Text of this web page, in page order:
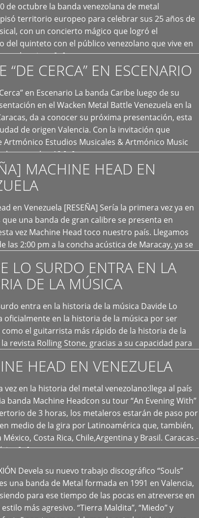
de octubre la banda venezolana de metal
territorio europeo para celebrar sus 25 años de
con un concierto mágico que logró el
del quinteto con el público venezolano que vive en
que los sigue […]
“DE CERCA” EN ESCENARIO
en Escenario La banda Caribe luego de su
en el Wacken Metal Battle Venezuela en la
da a conocer su próxima presentación, esta
de origen Valencia. Con la invitación que
Artmónico Estudios Musicales & Artmónico Music
cumplen 12 […]
MACHINE HEAD EN
en Venezuela [RESEÑA] Sería la primera vez ya en
una banda de gran calibre se presenta en
vez Machine Head toco nuestro país. Llegamos
las 2:00 pm a la concha acústica de Maracay, ya se
LO SURDO ENTRA EN LA
DE LA MÚSICA
entra en la historia de la música Davide Lo
oficialmente en la historia de la música por ser
el guitarrista más rápido de la historia de la
revista Rolling Stone, gracias a su capacidad para
HEAD EN VENEZUELA
vez en la historia del metal venezolano:llega al país
banda Machine Headcon su tour “An Evening With”
de 3 horas, los metaleros estarán de paso por
medio de la gira por Latinoamérica que, también,
México, Costa Rica, Chile,Argentina y Brasil. Caracas.-
[…]
Devela su nuevo trabajo discográfico “Souls”
una banda de Metal formada en 1991 en Valencia,
para ese tiempo de las pocas en atreverse en
más agresivo. “Tierra Maldita”, “Miedo” y